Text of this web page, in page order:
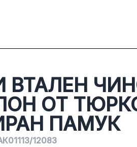
ОТ
ПАМУК
12083